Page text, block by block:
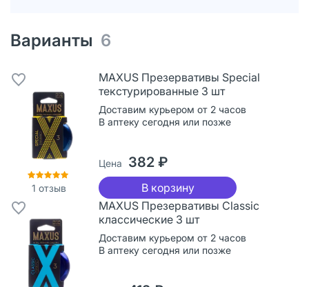
Варианты 6
1 отзыв
MAXUS Презервативы Special
текстурированные 3 шт
Доставим курьером от 2 часов
В аптеку сегодня или позже
Цена 382 ₽
В корзину
MAXUS Презервативы Classic
классические 3 шт
Доставим курьером от 2 часов
В аптеку сегодня или позже